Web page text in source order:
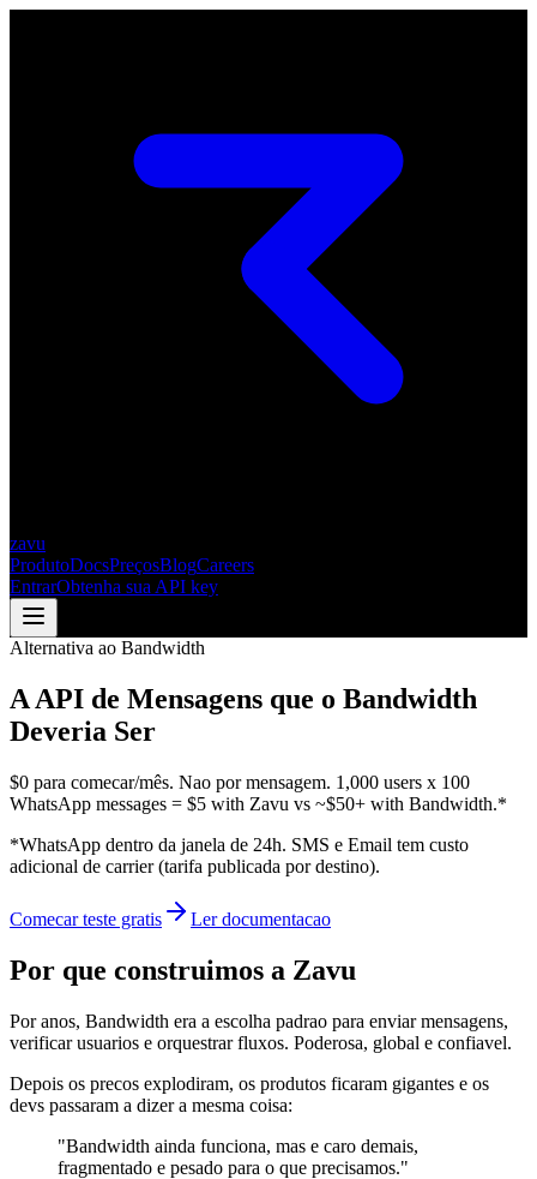
zavu
ProdutoDocsPreçosBlogCareers
EntrarObtenha sua API key
Alternativa ao Bandwidth
A API de Mensagens que o Bandwidth
Deveria Ser
$0 para comecar/mês. Nao por mensagem. 1,000 users x 100
WhatsApp messages = $5 with Zavu vs ~$50+ with Bandwidth.*
*WhatsApp dentro da janela de 24h. SMS e Email tem custo
adicional de carrier (tarifa publicada por destino).
Comecar teste gratis Ler documentacao
Por que construimos a Zavu
Por anos, Bandwidth era a escolha padrao para enviar mensagens,
verificar usuarios e orquestrar fluxos. Poderosa, global e confiavel.
Depois os precos explodiram, os produtos ficaram gigantes e os
devs passaram a dizer a mesma coisa:
"Bandwidth ainda funciona, mas e caro demais,
fragmentado e pesado para o que precisamos."